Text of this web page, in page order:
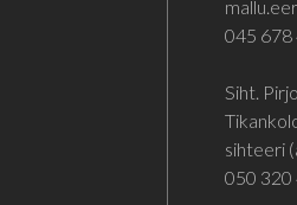
045 678
Siht.
sihteeri
050 320